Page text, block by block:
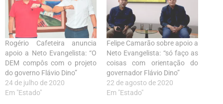
Rogério Cafeteira anuncia
apoio a Neto Evangelista: “O
DEM compôs com o projeto
do governo Flávio Dino”
24 de julho de 2020
Em "Estado"
Felipe Camarão sobre apoio a
Neto Evangelista: “só faço as
coisas com orientação do
governador Flávio Dino”
22 de agosto de 2020
Em "Estado"